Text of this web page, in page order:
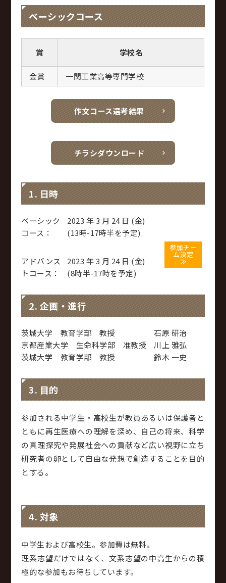
ベーシックコース
賞 学校名
金賞 一関工業高等専門学校
作文コース選考結果
チラシダウンロード
1. 日時
ベーシック
コース：
2023 年 3 月 24 日 (金)
(13時-17時半を予定)
アドバンス
トコース：
2023 年 3 月 24 日 (金)
(8時半-17時を予定)
参加チー
ム決定
≫
2. 企画・進行
茨城大学 教育学部 教授
石原 研治
京都産業大学 生命科学部 准教授
川上 雅弘
茨城大学 教育学部 教授
鈴木 一史
3. 目的
参加される中学生・高校生が教員あるいは保護者と
ともに再生医療への理解を深め、自己の将来、科学
の真理探究や発展社会への貢献など広い視野に立ち
研究者の卵として自由な発想で創造することを目的
とする。
4. 対象
中学生および高校生。参加費は無料。
理系志望だけではなく、文系志望の中高生からの積
極的な参加もお待ちしています。